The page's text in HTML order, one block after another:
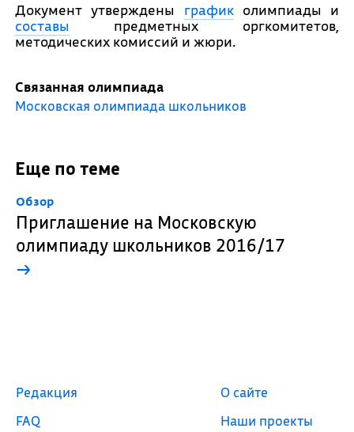
Документ утверждены графиколимпиады и
составы предметных оргкомитетов,
методических комиссий и жюри.
Связанная олимпиада
Московская олимпиада школьников
Еще по теме
Обзор
Приглашение на Московскую
олимпиаду школьников 2016/17
→
Редакция
FAQ
О сайте
Наши проекты